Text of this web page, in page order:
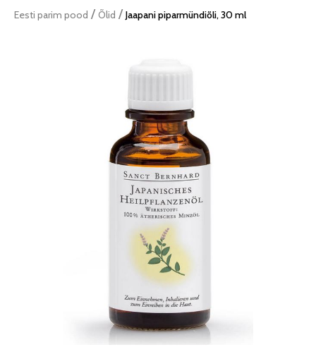
Eesti parim pood / Õlid / Jaapani piparmündiõli, 30 ml